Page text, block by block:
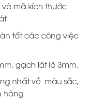
và mã kích thước
tất các công việc
gạch lát là 3mm.
nhất về màu sắc,
hàng